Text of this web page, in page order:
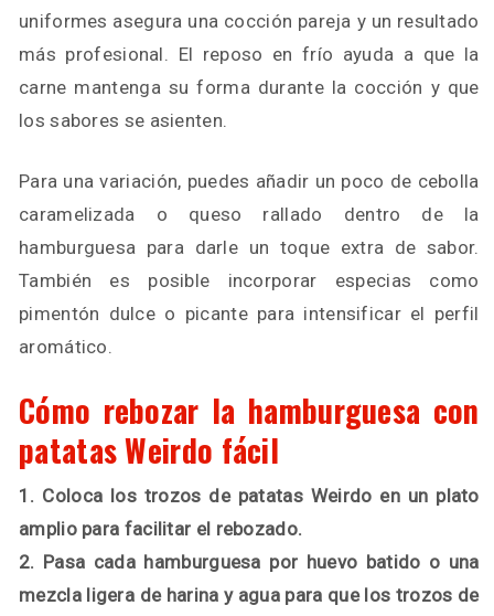
uniformes asegura una cocción pareja y un resultado
más profesional. El reposo en frío ayuda a que la
carne mantenga su forma durante la cocción y que
los sabores se asienten.
Para una variación, puedes añadir un poco de cebolla
caramelizada o queso rallado dentro de la
hamburguesa para darle un toque extra de sabor.
También es posible incorporar especias como
pimentón dulce o picante para intensificar el perfil
aromático.
Cómo rebozar la hamburguesa con
patatas Weirdo fácil
1. Coloca los trozos de patatas Weirdo en un plato
amplio para facilitar el rebozado.
2. Pasa cada hamburguesa por huevo batido o una
mezcla ligera de harina y agua para que los trozos de